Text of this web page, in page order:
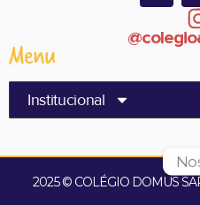
Menu
Institucional
2025 © COLÉGIO DOMUS